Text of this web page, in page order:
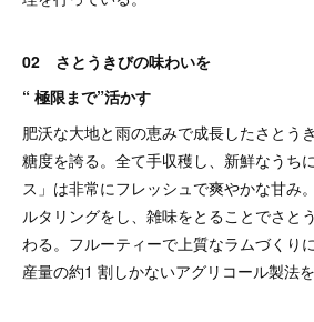
02 さとうきびの味わいを
“ 極限まで”活かす
肥沃な大地と雨の恵みで成長したさとう
糖度を誇る。全て手収穫し、新鮮なうち
ス」は非常にフレッシュで爽やかな甘み
ルタリングをし、雑味をとることでさと
わる。フルーティーで上質なラムづくり
産量の約1 割しかないアグリコール製法